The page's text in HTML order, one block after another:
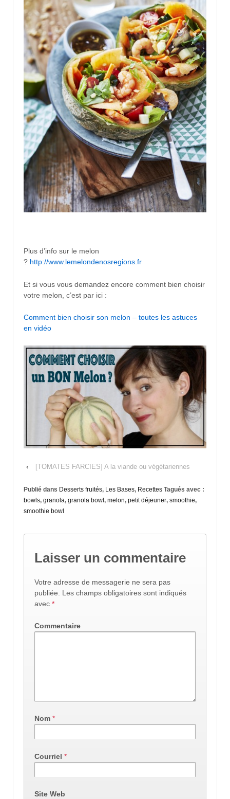
Plus d’info sur le melon
? http://www.lemelondenosregions.fr
Et si vous vous demandez encore comment bien choisir
votre melon, c’est par ici :
Comment bien choisir son melon – toutes les astuces
en vidéo
‹ [TOMATES FARCIES] A la viande ou végétariennes
Publié dans Desserts fruités, Les Bases, Recettes Tagués avec :
bowls, granola, granola bowl , melon, petit déjeuner, smoothie,
smoothie bowl
Laisser un commentaire
Votre adresse de messagerie ne sera pas
publiée.
Les champs obligatoires sont indiqués
avec *
Commentaire
Nom *
Courriel *
Site Web